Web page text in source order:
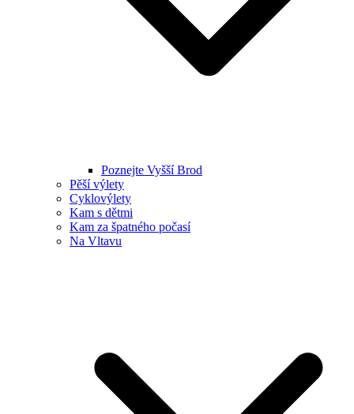
Poznejte Vyšší Brod
Pěší výlety
Cyklovýlety
Kam s dětmi
Kam za špatného počasí
Na Vltavu